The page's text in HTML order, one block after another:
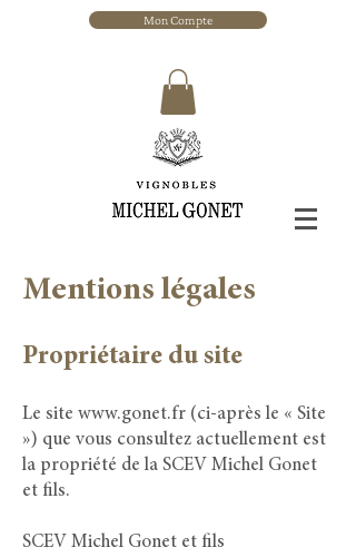
Mon Compte
Mentions légales
Propriétaire du site
Le site www.gonet.fr (ci-après le « Site
») que vous consultez actuellement est
la propriété de la SCEV Michel Gonet
et fils.
SCEV Michel Gonet et fils